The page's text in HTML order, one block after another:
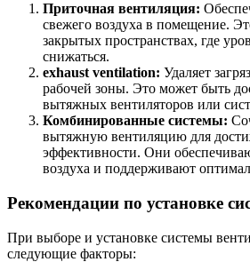
Приточная вентиляция:
свежего воздуха в помещение.
закрытых пространствах, где
снижаться.
exhaust ventilation: Удаляет
рабочей зоны. Это может быть
вытяжных вентиляторов или
Комбинированные системы:
вытяжную вентиляцию для
эффективности. Они
воздуха и поддерживают
Рекомендации по установке
При выборе и установке системы
следующие факторы: